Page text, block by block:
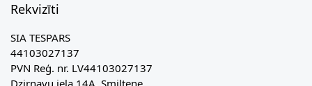
Rekvizīti
SIA TESPARS
44103027137
PVN Reģ. nr. LV44103027137